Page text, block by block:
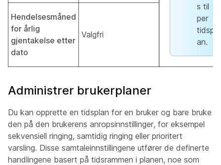
s til
per
tidspl
an.
Hendelsesmåned
for årlig
gjentakelse etter
dato
Valgfri
Administrer brukerplaner
Du kan opprette en tidsplan for en bruker og bare bruke
den på den brukerens anropsinnstillinger, for eksempel
sekvensiell ringing, samtidig ringing eller prioritert
varsling. Disse samtaleinnstillingene utfører de definerte
handlingene basert på tidsrammen i planen, noe som